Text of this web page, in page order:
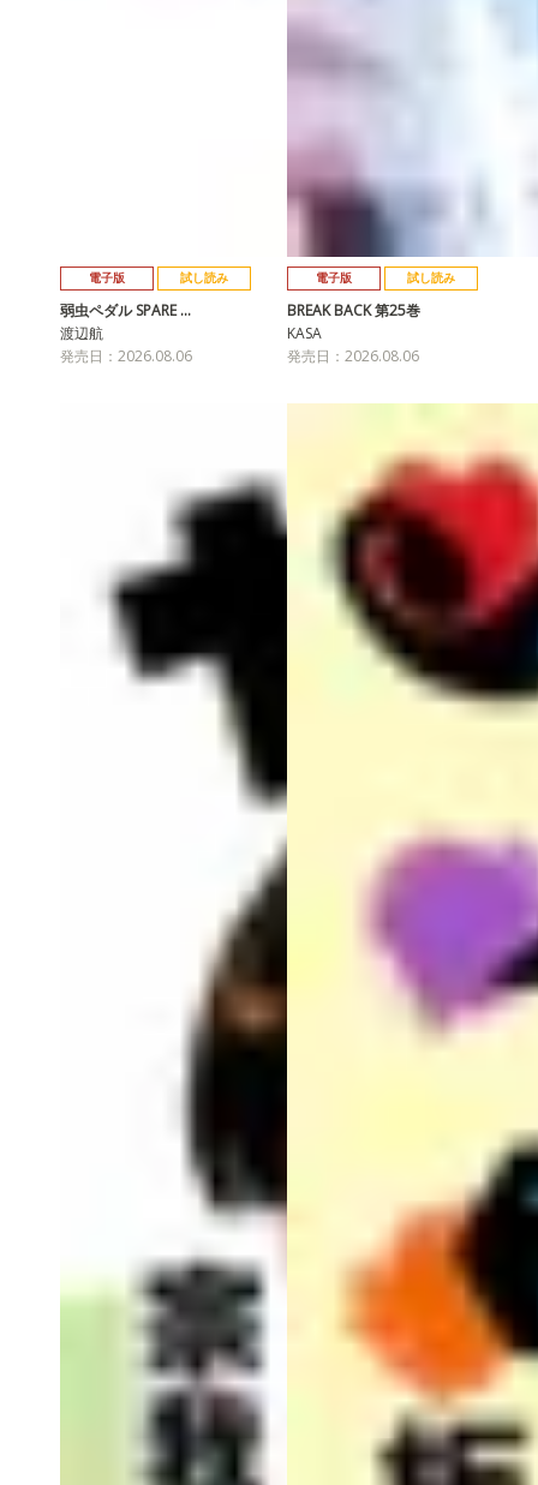
電子版 試し読み
弱虫ペダル SPARE …
渡辺航
発売日：2026.08.06
電子版 試し読み
BREAK BACK 第25巻
KASA
発売日：2026.08.06